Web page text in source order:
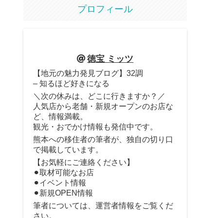
プロフィール
徳宝 ミッツ
【地元の魅力発見ブログ】32調
– 知るほど好きになる
＼次の休みは、どこに行きますか？／
人気店から老舗・新規オープンのお店な
ど、情報満載。
観光・おでかけ情報も発信中です。
熊本への移住者の筆者が、独自の切り口
で掲載しています。
【お気軽にご連絡ください】
⚫︎取材可能なお店
⚫︎イベント情報
⚫︎新規OPEN情報
筆者については、運営者情報をご覧くだ
さい。